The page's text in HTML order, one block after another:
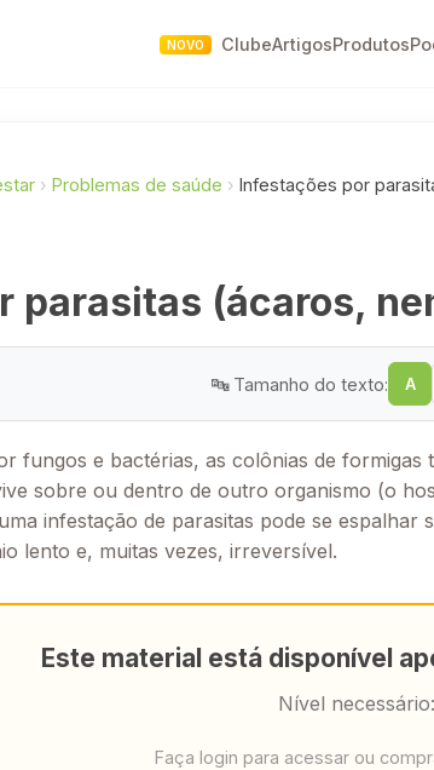
NOVO ClubeArtigosProdutos
› Problemas de saúde › Infestações por
parasitas (ácaros,
🔤 Tamanho do texto: A
fungos e bactérias, as colônias de
sobre ou dentro de outro organismo (o
infestação de parasitas pode se
lento e, muitas vezes, irreversível.
Este material está disponível
Nível necessário:
Faça login para acessar ou